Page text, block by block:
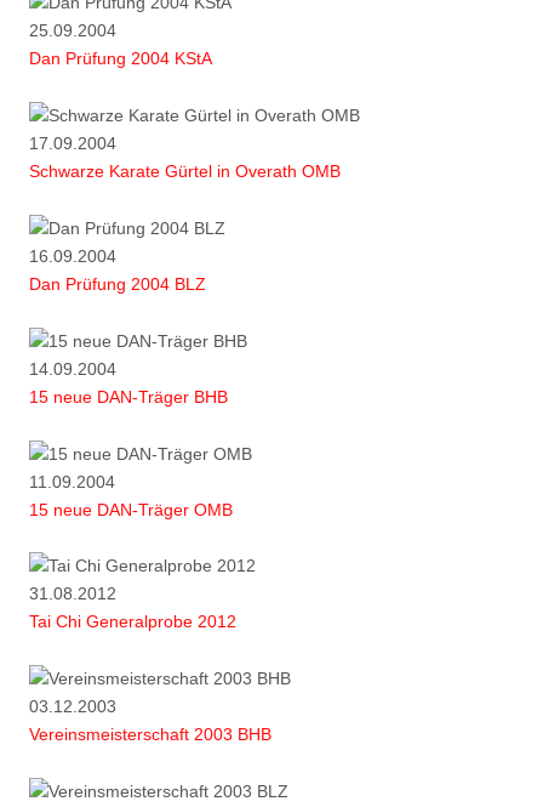
25.09.2004
Dan Prüfung 2004 KStA
17.09.2004
Schwarze Karate Gürtel in Overath OMB
16.09.2004
Dan Prüfung 2004 BLZ
14.09.2004
15 neue DAN-Träger BHB
11.09.2004
15 neue DAN-Träger OMB
31.08.2012
Tai Chi Generalprobe 2012
03.12.2003
Vereinsmeisterschaft 2003 BHB